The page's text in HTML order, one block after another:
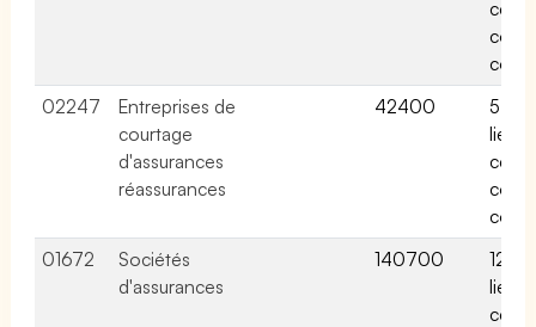
cette
02247
Entreprises de
courtage
d'assurances
réassurances
42400
5
liées
cette
01672
Sociétés
d'assurances
140700
12
liées
cette